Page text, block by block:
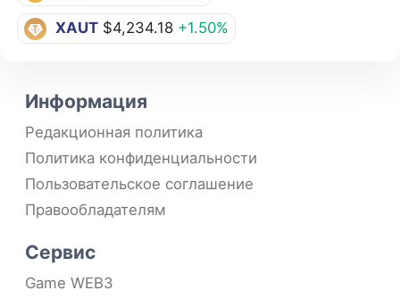
XAUT $4,234.18 +1.50%
Информация
Редакционная политика
Политика конфиденциальности
Пользовательское соглашение
Правообладателям
Сервис
Game WEB3